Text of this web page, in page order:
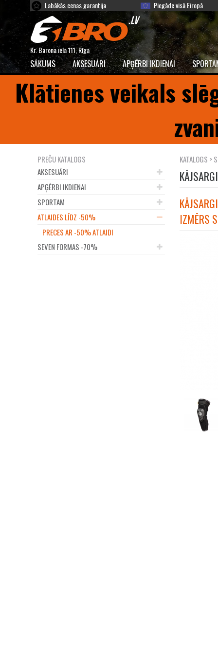
Labākās cenas garantija Piegāde visā Eiropā
Kr. Barona iela 111, Rīga
SĀKUMS AKSESUĀRI APĢĒRBI IKDIENAI
Klātienes veikals
PREČU KATALOGS
AKSESUĀRI
APĢĒRBI IKDIENAI
SPORTAM
ATLAIDES LĪDZ -50%
PRECES AR -50% ATLAIDI
SEVEN FORMAS -70%
KATALOGS >
KĀJSARGI
IZMĒRS S